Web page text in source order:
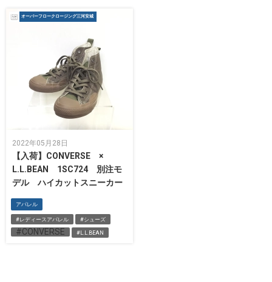
オーバーフロークロージング三河安城
2022年05月28日
【入荷】CONVERSE ×
L.L.BEAN 1SC724 別注モ
デル ハイカットスニーカー
アパレル
#レディースアパレル #シューズ
#CONVERSE #L.L.BEAN